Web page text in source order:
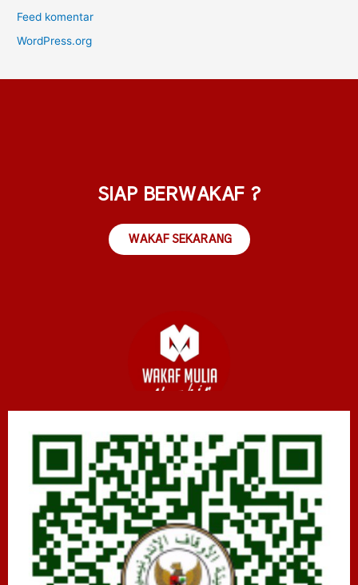
Feed komentar
WordPress.org
SIAP BERWAKAF ?
WAKAF SEKARANG